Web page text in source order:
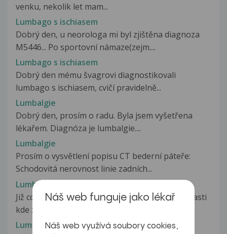
venku, nekolik let mam...
Lumbago s ischiasem
Dobrý den, u neorologa mi byl zjištěna diagnoza
M5446... Po sportovní námaze(zejm....
Lumbago s ischiasem
Dobrý den mému švagrovi diagnostikovali
lumbago s ischiasem, cvičí pravidelně...
Lumbalgie
Dobrý den, prosím o radu. Byla jsem vyšetřena
lékařem. Diagnóza je lumbalgie....
Lumbalgie
Prosím o vysvětlení popisu CT bederní páteře:
Schodovitá nerovnost linie zadních...
Lumbálgie
Již cca rok mne zlobí bolest v zádech, tedy v oblasti
kde záda přecházejí do...
Lumbalgie
Náš web funguje jako lékař
Náš web využívá soubory cookies,